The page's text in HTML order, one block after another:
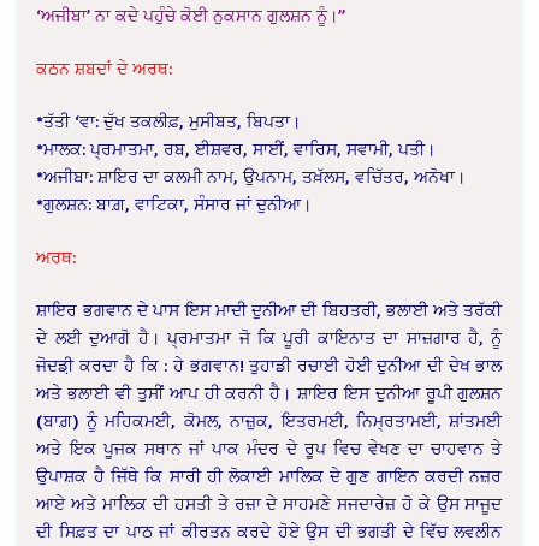
‘ਅਜੀਬਾ’ ਨਾ ਕਦੇ ਪਹੁੰਚੇ ਕੋਈ ਨੁਕਸਾਨ ਗੁਲਸ਼ਨ ਨੂੰ।”
ਕਠਨ ਸ਼ਬਦਾਂ ਦੇ ਅਰਥ:
*ਤੱਤੀ ‘ਵਾ: ਦੁੱਖ ਤਕਲੀਫ਼, ਮੁਸੀਬਤ, ਬਿਪਤਾ।
*ਮਾਲਕ: ਪ੍ਰਮਾਤਮਾ, ਰਬ, ਈਸ਼ਵਰ, ਸਾਈਂ, ਵਾਰਿਸ, ਸਵਾਮੀ, ਪਤੀ।
*ਅਜੀਬਾ: ਸ਼ਾਇਰ ਦਾ ਕਲਮੀ ਨਾਮ, ਉਪਨਾਮ, ਤਖ਼ੱਲਸ, ਵਚਿੱਤਰ, ਅਨੋਖਾ।
*ਗੁਲਸ਼ਨ: ਬਾਗ਼, ਵਾਟਿਕਾ, ਸੰਸਾਰ ਜਾਂ ਦੁਨੀਆ।
ਅਰਥ:
ਸ਼ਾਇਰ ਭਗਵਾਨ ਦੇ ਪਾਸ ਇਸ ਮਾਦੀ ਦੁਨੀਆ ਦੀ ਬਿਹਤਰੀ, ਭਲਾਈ ਅਤੇ ਤਰੱਕੀ
ਦੇ ਲਈ ਦੁਆਗੋ ਹੈ। ਪ੍ਰਮਾਤਮਾ ਜੋ ਕਿ ਪੂਰੀ ਕਾਇਨਾਤ ਦਾ ਸਾਜ਼ਗਾਰ ਹੈ, ਨੂੰ
ਜੋਦਡ਼ੀ ਕਰਦਾ ਹੈ ਕਿ : ਹੇ ਭਗਵਾਨ! ਤੁਹਾਡੀ ਰਚਾਈ ਹੋਈ ਦੁਨੀਆ ਦੀ ਦੇਖ ਭਾਲ
ਅਤੇ ਭਲਾਈ ਵੀ ਤੁਸੀਂ ਆਪ ਹੀ ਕਰਨੀ ਹੈ। ਸ਼ਾਇਰ ਇਸ ਦੁਨੀਆ ਰੂਪੀ ਗੁਲਸ਼ਨ
(ਬਾਗ਼) ਨੂੰ ਮਹਿਕਮਈ, ਕੋਮਲ, ਨਾਜ਼ੁਕ, ਇਤਰਮਈ, ਨਿਮ੍ਰਤਾਮਈ, ਸ਼ਾਂਤਮਈ
ਅਤੇ ਇਕ ਪੂਜਕ ਸਥਾਨ ਜਾਂ ਪਾਕ ਮੰਦਰ ਦੇ ਰੂਪ ਵਿਚ ਵੇਖਣ ਦਾ ਚਾਹਵਾਨ ਤੇ
ਉਪਾਸ਼ਕ ਹੈ ਜਿੱਥੇ ਕਿ ਸਾਰੀ ਹੀ ਲੋਕਾਈ ਮਾਲਿਕ ਦੇ ਗੁਣ ਗਾਇਨ ਕਰਦੀ ਨਜ਼ਰ
ਆਏ ਅਤੇ ਮਾਲਿਕ ਦੀ ਹਸਤੀ ਤੇ ਰਜ਼ਾ ਦੇ ਸਾਹਮਣੇ ਸਜਦਾਰੇਜ਼ ਹੋ ਕੇ ਉਸ ਸਾਜੂਦ
ਦੀ ਸਿਫ਼ਤ ਦਾ ਪਾਠ ਜਾਂ ਕੀਰਤਨ ਕਰਦੇ ਹੋਏ ਉਸ ਦੀ ਭਗਤੀ ਦੇ ਵਿੱਚ ਲਵਲੀਨ